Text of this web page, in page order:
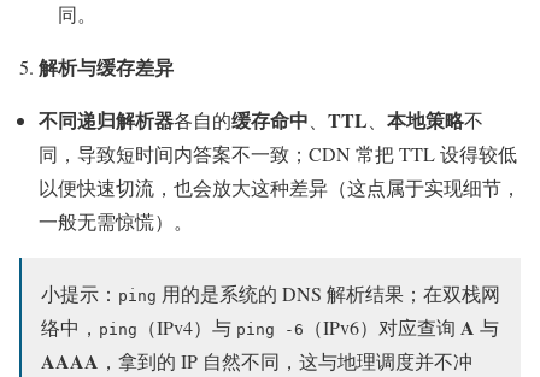
同。
解析与缓存差异
不同递归解析器各自的缓存命中 TTL 本地策略不
同，导致短时间内答案不一致；CDN 常把 TTL 设得较低
以便快速切流，也会放大这种差异（这点属于实现细节，
一般无需惊慌）。
小提示： ping 用的是系统的 DNS 解析结果；在双栈网
络中， ping （IPv4）与 ping -6 （IPv6）对应查询 A 与
AAAA ，拿到的 IP 自然不同，这与地理调度并不冲